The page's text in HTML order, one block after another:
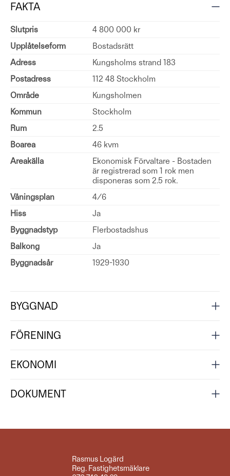
FAKTA
Slutpris
4 800 000 kr
Upplåtelseform
Bostadsrätt
Adress
Kungsholms strand 183
Postadress
112 48 Stockholm
Område
Kungsholmen
Kommun
Stockholm
Rum
2.5
Boarea
46 kvm
Areakälla
Ekonomisk Förvaltare - Bostaden
är registrerad som 1 rok men
disponeras som 2.5 rok.
Våningsplan
4/6
Hiss
Ja
Byggnadstyp
Flerbostadshus
Balkong
Ja
Byggnadsår
1929-1930
BYGGNAD
FÖRENING
EKONOMI
DOKUMENT
Rasmus Logärd
Reg. Fastighetsmäklare